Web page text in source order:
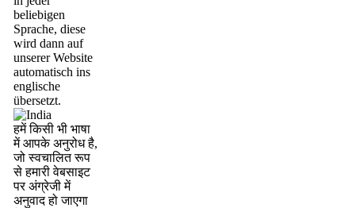
beliebigen
Sprache, diese
wird dann auf
unserer Website
automatisch ins
englische
übersetzt.
हमें किसी भी भाषा
में आपके अनुरोध है,
जो स्वचालित रूप
से हमारी वेबसाइट
पर अंग्रेजी में
अनुवाद हो जाएगा